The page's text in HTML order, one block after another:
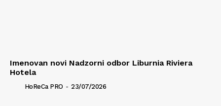
Imenovan novi Nadzorni odbor Liburnia Riviera
Hotela
HoReCa PRO - 23/07/2026